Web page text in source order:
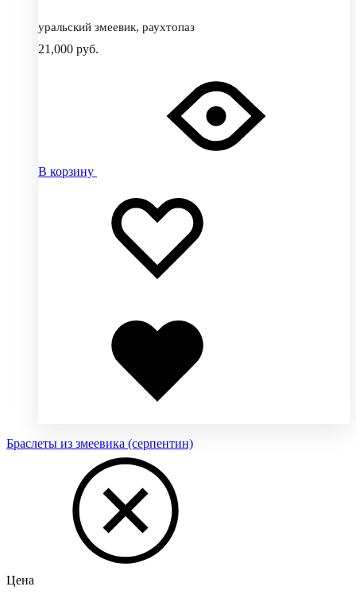
уральский змеевик, раухтопаз
21,000 руб.
В корзину
Браслеты из змеевика (серпентин)
Цена